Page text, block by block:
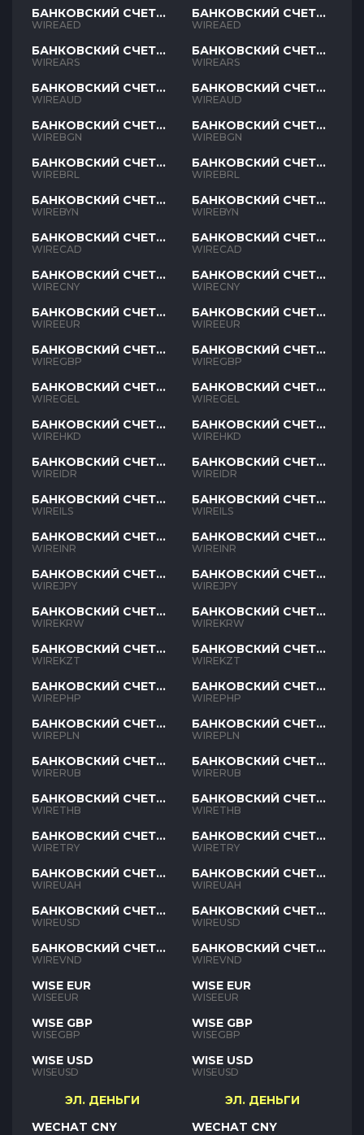
БАНКОВСКИЙ СЧЕТ
AED
WIREAED
БАНКОВСКИЙ СЧЕТ
ARS
WIREARS
БАНКОВСКИЙ СЧЕТ
AUD
WIREAUD
БАНКОВСКИЙ СЧЕТ
BGN
WIREBGN
БАНКОВСКИЙ СЧЕТ
BRL
WIREBRL
БАНКОВСКИЙ СЧЕТ
BYN
WIREBYN
БАНКОВСКИЙ СЧЕТ
CAD
WIRECAD
БАНКОВСКИЙ СЧЕТ
CNY
WIRECNY
БАНКОВСКИЙ СЧЕТ
EUR
WIREEUR
БАНКОВСКИЙ СЧЕТ
GBP
WIREGBP
БАНКОВСКИЙ СЧЕТ
GEL
WIREGEL
БАНКОВСКИЙ СЧЕТ
HKD
WIREHKD
БАНКОВСКИЙ СЧЕТ
IDR
WIREIDR
БАНКОВСКИЙ СЧЕТ
ILS
WIREILS
БАНКОВСКИЙ СЧЕТ
INR
WIREINR
БАНКОВСКИЙ СЧЕТ
JPY
WIREJPY
БАНКОВСКИЙ СЧЕТ
KRW
WIREKRW
БАНКОВСКИЙ СЧЕТ
KZT
WIREKZT
БАНКОВСКИЙ СЧЕТ
PHP
WIREPHP
БАНКОВСКИЙ СЧЕТ
PLN
WIREPLN
БАНКОВСКИЙ СЧЕТ
RUB
WIRERUB
БАНКОВСКИЙ СЧЕТ
THB
WIRETHB
БАНКОВСКИЙ СЧЕТ
TRY
WIRETRY
БАНКОВСКИЙ СЧЕТ
UAH
WIREUAH
БАНКОВСКИЙ СЧЕТ
USD
WIREUSD
БАНКОВСКИЙ СЧЕТ
VND
WIREVND
WISE EUR
WISEEUR
WISE GBP
WISEGBP
WISE USD
WISEUSD
ЭЛ. ДЕНЬГИ
WECHAT CNY
БАНКОВСКИЙ СЧЕТ
AED
WIREAED
БАНКОВСКИЙ СЧЕТ
ARS
WIREARS
БАНКОВСКИЙ СЧЕТ
AUD
WIREAUD
БАНКОВСКИЙ СЧЕТ
BGN
WIREBGN
БАНКОВСКИЙ СЧЕТ
BRL
WIREBRL
БАНКОВСКИЙ СЧЕТ
BYN
WIREBYN
БАНКОВСКИЙ СЧЕТ
CAD
WIRECAD
БАНКОВСКИЙ СЧЕТ
CNY
WIRECNY
БАНКОВСКИЙ СЧЕТ
EUR
WIREEUR
БАНКОВСКИЙ СЧЕТ
GBP
WIREGBP
БАНКОВСКИЙ СЧЕТ
GEL
WIREGEL
БАНКОВСКИЙ СЧЕТ
HKD
WIREHKD
БАНКОВСКИЙ СЧЕТ
IDR
WIREIDR
БАНКОВСКИЙ СЧЕТ
ILS
WIREILS
БАНКОВСКИЙ СЧЕТ
INR
WIREINR
БАНКОВСКИЙ СЧЕТ
JPY
WIREJPY
БАНКОВСКИЙ СЧЕТ
KRW
WIREKRW
БАНКОВСКИЙ СЧЕТ
KZT
WIREKZT
БАНКОВСКИЙ СЧЕТ
PHP
WIREPHP
БАНКОВСКИЙ СЧЕТ
PLN
WIREPLN
БАНКОВСКИЙ СЧЕТ
RUB
WIRERUB
БАНКОВСКИЙ СЧЕТ
THB
WIRETHB
БАНКОВСКИЙ СЧЕТ
TRY
WIRETRY
БАНКОВСКИЙ СЧЕТ
UAH
WIREUAH
БАНКОВСКИЙ СЧЕТ
USD
WIREUSD
БАНКОВСКИЙ СЧЕТ
VND
WIREVND
WISE EUR
WISEEUR
WISE GBP
WISEGBP
WISE USD
WISEUSD
ЭЛ. ДЕНЬГИ
WECHAT CNY